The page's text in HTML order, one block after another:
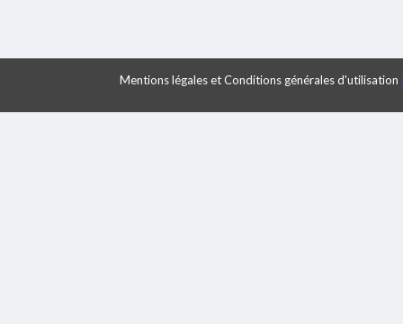
Mentions légales et Conditions générales d'utilisation